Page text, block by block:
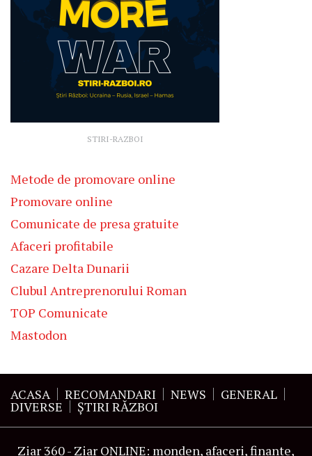
STIRI-RAZBOI
Metode de promovare online
Promovare online
Comunicate de presa gratuite
Afaceri profitabile
Cazare Delta Dunarii
Clubul Antreprenorului Roman
TOP Comunicate
Mastodon
ACASA RECOMANDARI NEWS GENERAL
DIVERSE ŞTIRI RĂZBOI
Ziar 360 - Ziar ONLINE: monden, afaceri, finante,